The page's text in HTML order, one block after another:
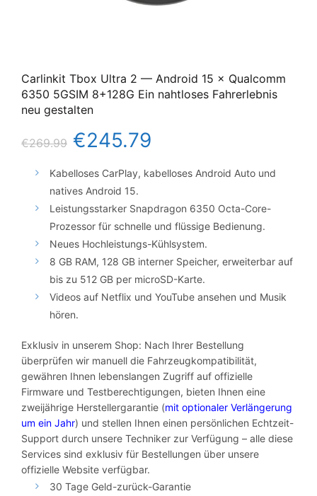
Carlinkit Tbox Ultra 2 — Android 15 × Qualcomm
6350 5GSIM 8+128G Ein nahtloses Fahrerlebnis
neu gestalten
€269.99 €245.79
Kabelloses CarPlay, kabelloses Android Auto und
natives Android 15.
Leistungsstarker Snapdragon 6350 Octa-Core-
Prozessor für schnelle und flüssige Bedienung.
Neues Hochleistungs-Kühlsystem.
8 GB RAM, 128 GB interner Speicher, erweiterbar auf
bis zu 512 GB per microSD-Karte.
Videos auf Netflix und YouTube ansehen und Musik
hören.
Exklusiv in unserem Shop: Nach Ihrer Bestellung
überprüfen wir manuell die Fahrzeugkompatibilität,
gewähren Ihnen lebenslangen Zugriff auf offizielle
Firmware und Testberechtigungen, bieten Ihnen eine
zweijährige Herstellergarantie (mit optionaler Verlängerung
um ein Jahr) und stellen Ihnen einen persönlichen Echtzeit-
Support durch unsere Techniker zur Verfügung – alle diese
Services sind exklusiv für Bestellungen über unsere
offizielle Website verfügbar.
30 Tage Geld-zurück-Garantie